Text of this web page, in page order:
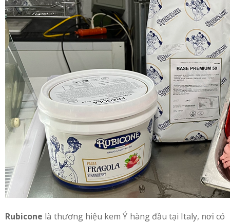
Rubicone là thương hiệu kem Ý hàng đầu tại Italy, nơicó